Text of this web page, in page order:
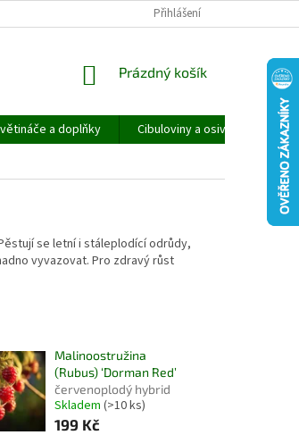
REKLAMACE REKLAMAČNÍ ŘÁD
Přihlášení
NÁKUPNÍ
Prázdný košík
a doplňky Cibuloviny a osivo
se letní i stáleplodící odrůdy,
vyvazovat. Pro zdravý růst
Malinoostružina
(Rubus) ‘Dorman Red’
červenoplodý hybrid
Skladem (>10 ks)
199 Kč